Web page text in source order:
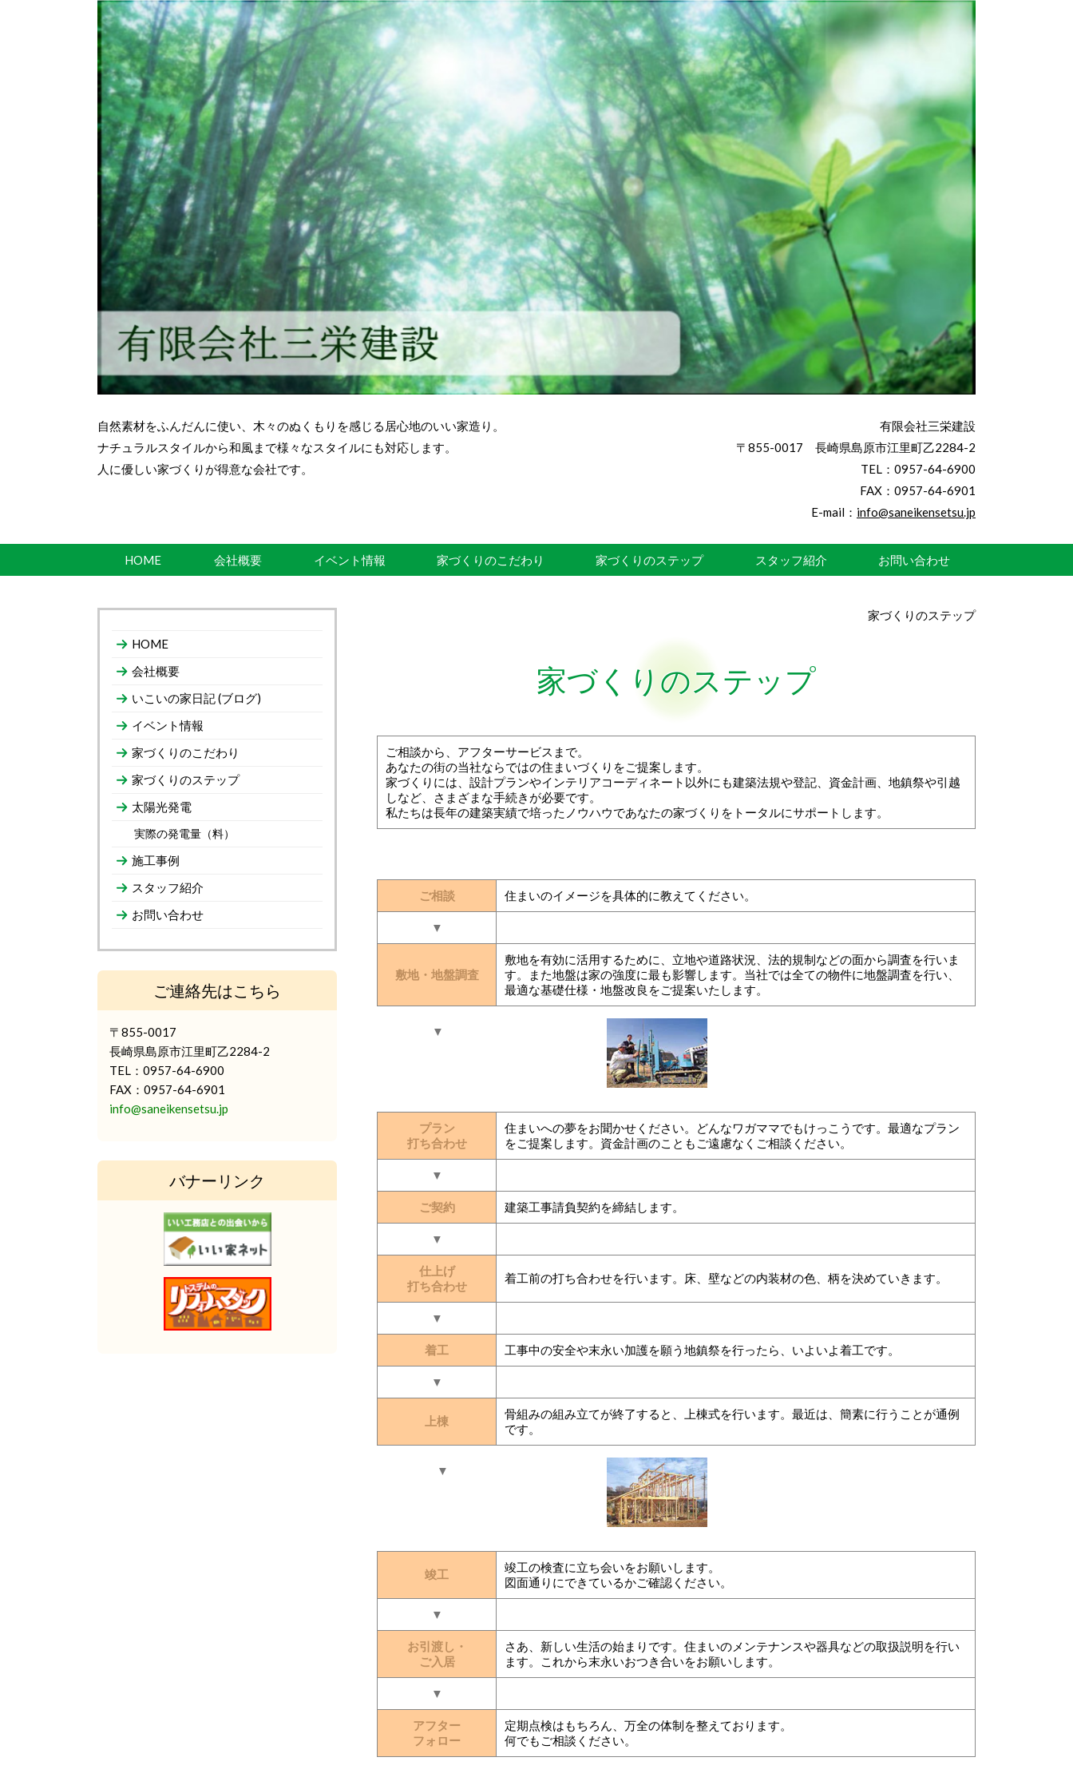
自然素材をふんだんに使い、木々のぬくもりを感じる居心地のいい家造り。
ナチュラルスタイルから和風まで様々なスタイルにも対応します。
人に優しい家づくりが得意な会社です。
有限会社三栄建設
〒855-0017 長崎県島原市江里町乙2284-2
TEL：0957-64-6900
FAX：0957-64-6901
E-mail： info@saneikensetsu.jp
HOME 会社概要 イベント情報 家づくりのこだわり 家づくりのステップ スタッフ紹介 お問い合わせ
家づくりのステップ
家づくりのステップ
ご相談から、アフターサービスまで。
あなたの街の当社ならではの住まいづくりをご提案します。
家づくりには、設計プランやインテリアコーディネート以外にも建築法規や登記、資金計画、地鎮祭や引越
しなど、さまざまな手続きが必要です。
私たちは長年の建築実績で培ったノウハウであなたの家づくりをトータルにサポートします。
ご相談 住まいのイメージを具体的に教えてください。
▼
敷地・地盤調査
敷地を有効に活用するために、立地や道路状況、法的規制などの面から調査を行いま
す。また地盤は家の強度に最も影響します。当社では全ての物件に地盤調査を行い、
最適な基礎仕様・地盤改良をご提案いたします。
▼
プラン
打ち合わせ
住まいへの夢をお聞かせください。どんなワガママでもけっこうです。最適なプラン
をご提案します。資金計画のこともご遠慮なくご相談ください。
▼
ご契約 建築工事請負契約を締結します。
▼
仕上げ
打ち合わせ
着工前の打ち合わせを行います。床、壁などの内装材の色、柄を決めていきます。
▼
着工 工事中の安全や末永い加護を願う地鎮祭を行ったら、いよいよ着工です。
▼
上棟
骨組みの組み立てが終了すると、上棟式を行います。最近は、簡素に行うことが通例
です。
▼
竣工
竣工の検査に立ち会いをお願いします。
図面通りにできているかご確認ください。
▼
お引渡し・
ご入居
さあ、新しい生活の始まりです。住まいのメンテナンスや器具などの取扱説明を行い
ます。これから末永いおつき合いをお願いします。
▼
アフター
フォロー
定期点検はもちろん、万全の体制を整えております。
何でもご相談ください。
HOME
会社概要
いこいの家日記 (ブログ)
イベント情報
家づくりのこだわり
家づくりのステップ
太陽光発電
実際の発電量（料）
施工事例
スタッフ紹介
お問い合わせ
ご連絡先はこちら
〒855-0017
長崎県島原市江里町乙2284-2
TEL：0957-64-6900
FAX：0957-64-6901
info@saneikensetsu.jp
バナーリンク